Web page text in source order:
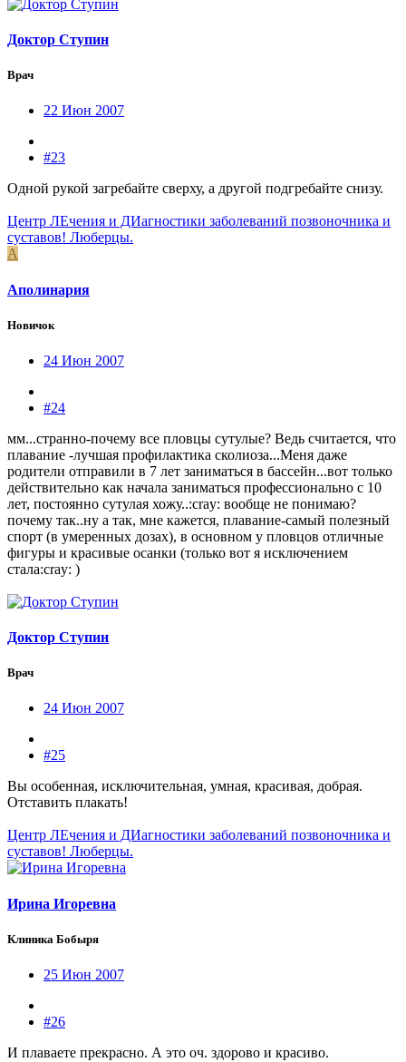
Доктор Ступин
Врач
22 Июн 2007
#23
Одной рукой загребайте сверху, а другой подгребайте снизу.
Центр ЛЕчения и ДИагностики заболеваний позвоночника и
суставов! Люберцы.
А
Аполинария
Новичок
24 Июн 2007
#24
мм...странно-почему все пловцы сутулые? Ведь считается, что
плавание -лучшая профилактика сколиоза...Меня даже
родители отправили в 7 лет заниматься в бассейн...вот только
действительно как начала заниматься профессионально с 10
лет, постоянно сутулая хожу..:cray: вообще не понимаю?
почему так..ну а так, мне кажется, плавание-самый полезный
спорт (в умеренных дозах), в основном у пловцов отличные
фигуры и красивые осанки (только вот я исключением
стала:cray: )
Доктор Ступин
Врач
24 Июн 2007
#25
Вы особенная, исключительная, умная, красивая, добрая.
Отставить плакать!
Центр ЛЕчения и ДИагностики заболеваний позвоночника и
суставов! Люберцы.
Ирина Игоревна
Клиника Бобыря
25 Июн 2007
#26
И плаваете прекрасно. А это оч. здорово и красиво.